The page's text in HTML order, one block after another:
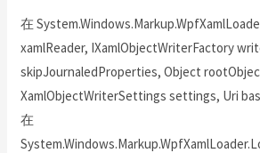
在
xamlReader, IXamlObjectWriterFactory
skipJournaledProperties, Object
XamlObjectWriterSettings settings, Uri
在